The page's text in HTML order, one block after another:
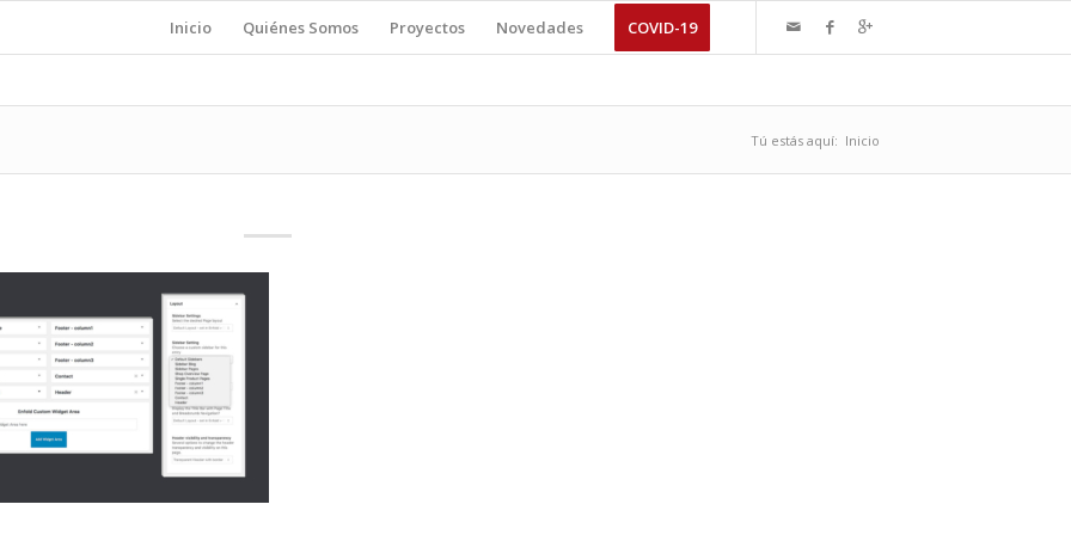
Inicio Quiénes Somos Proyectos Novedades COVID-19
Tú estás aquí: Inicio